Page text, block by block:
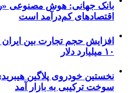
بانک جهانی: هوش مصنوعی
اقتصادهای کم‌درآمد است
افزایش حجم تجارت بین
۱۰ میلیارد دلار
نخستین خودروی پلاگین
سوخت ترکیبی به بازار آمد